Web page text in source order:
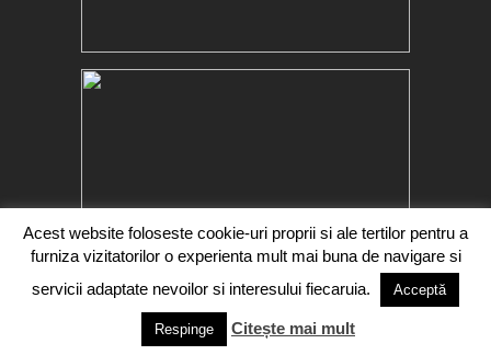
Copyright 2016-2017 Segra Media. Toate drepturile rezervate.
Acest website foloseste cookie-uri proprii si ale tertilor pentru a
furniza vizitatorilor o experienta mult mai buna de navigare si
servicii adaptate nevoilor si interesului fiecaruia.
Acceptă
Respinge Citește mai mult